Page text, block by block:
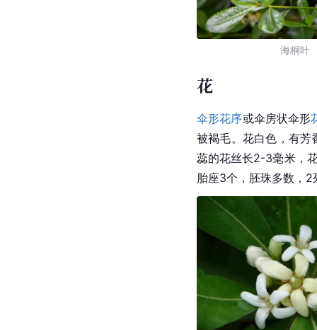
海桐叶
花
伞形花序或伞房状伞形
被褐毛。花白色，有
蕊的花丝长2-3毫米，
胎座3个， 胚珠多数，2